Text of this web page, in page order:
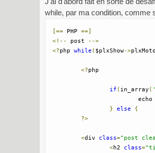
while, par ma condition, comme
[== PHP ==]
<!--
post -->
<?php while ( $plxShow->
<?php
if ( in_array (
			echo
}
else
{
?>
<div class="post
<h2 class=